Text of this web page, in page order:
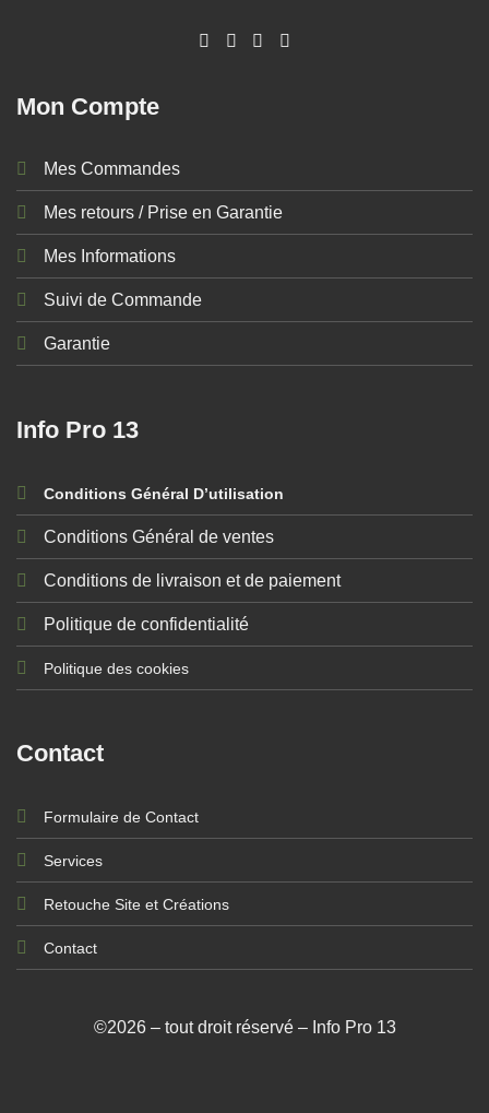
Mon Compte
Mes Commandes
Mes retours / Prise en Garantie
Mes Informations
Suivi de Commande
Garantie
Info Pro 13
Conditions Général D’utilisation
Conditions Général de ventes
Conditions de livraison et de paiement
Politique de confidentialité
Politique des cookies
Contact
Formulaire de Contact
Services
Retouche Site et Créations
Contact
©2026 – tout droit réservé – Info Pro 13